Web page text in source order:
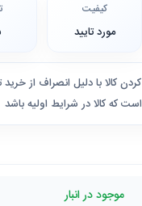
موجود در انبار
کیفیت
مورد تایید
کالا با دلیل انصراف از خرید
که کالا در شرایط اولیه باشد